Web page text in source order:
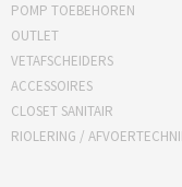
POMP TOEBEHOREN
OUTLET
VETAFSCHEIDERS
ACCESSOIRES
CLOSET SANITAIR
RIOLERING /